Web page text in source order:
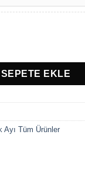
Doğum Panosu adet
SEPETE EKLE
Ayı Tüm Ürünler